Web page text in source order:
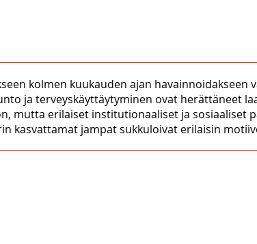
kolmen kuukauden ajan havainnoidakseen
ja terveyskäyttäytyminen ovat herättäneet
mutta erilaiset institutionaaliset ja sosiaaliset
kasvattamat jampat sukkuloivat erilaisin